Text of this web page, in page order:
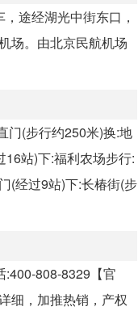
途经湖光中街东口，
场。由北京民航机场
门(步行约250米)换:地
站)下:福利农场步行:
(经过9站)下:长椿街(步
:400-808-8329【官
细，加推热销，产权